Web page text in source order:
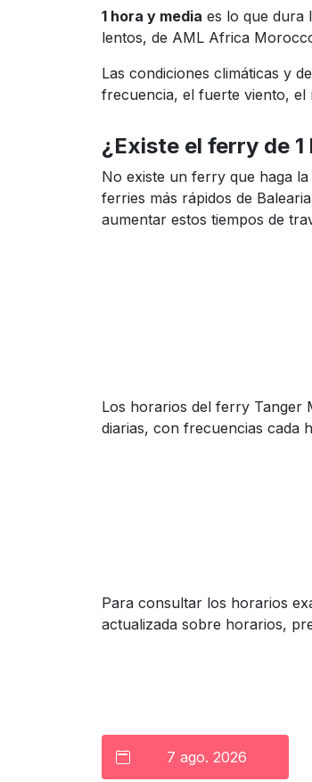
1 hora y media es lo que dura
lentos, de AML Africa
Las condiciones climáticas y
frecuencia, el fuerte viento, el
¿Existe el ferry de
No existe un ferry que haga
ferries más rápidos de
aumentar estos tiempos de
Los horarios del ferry Tanger
diarias, con frecuencias cada
Para consultar los horarios
actualizada sobre horarios,